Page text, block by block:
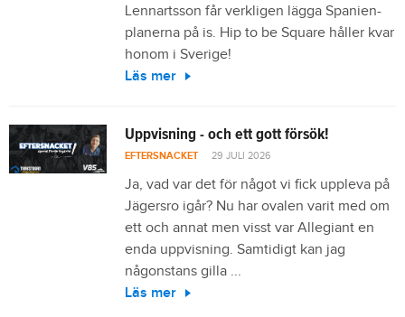
Lennartsson får verkligen lägga Spanien-
planerna på is. Hip to be Square håller kvar
honom i Sverige!
Läs mer
Uppvisning - och ett gott försök!
EFTERSNACKET 29 JULI 2026
Ja, vad var det för något vi fick uppleva på
Jägersro igår? Nu har ovalen varit med om
ett och annat men visst var Allegiant en
enda uppvisning. Samtidigt kan jag
någonstans gilla ...
Läs mer